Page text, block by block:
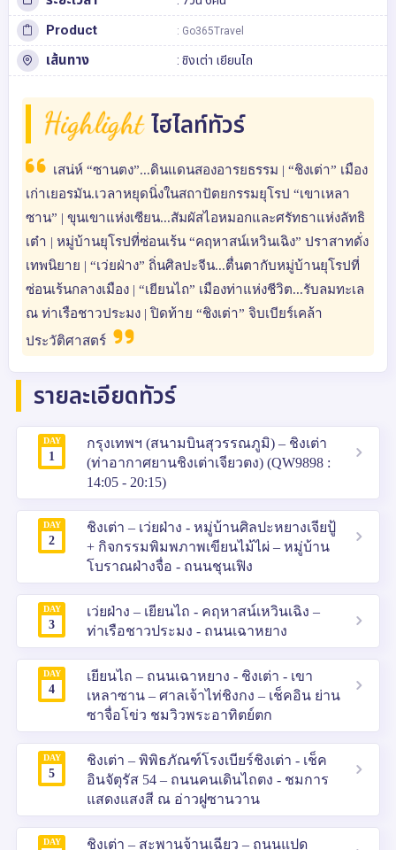
Product : Go365Travel
เส้นทาง : ชิงเต่า เยียนไถ
Highlight ไฮไลท์ทัวร์
เสน่ห์ “ซานตง”...ดินแดนสองอารยธรรม | “ชิงเต่า” เมือง
เก่าเยอรมัน.เวลาหยุดนิ่งในสถาปัตยกรรมยุโรป “เขาเหลา
ซาน” | ขุนเขาแห่งเซียน...สัมผัสไอหมอกและศรัทธาแห่งลัทธิ
เต๋า | หมู่บ้านยุโรปที่ซ่อนเร้น “คฤหาสน์เหวินเฉิง” ปราสาทดั่ง
เทพนิยาย | “เว่ยฝ่าง” ถิ่นศิลปะจีน...ตื่นตากับหมู่บ้านยุโรปที่
ซ่อนเร้นกลางเมือง | “เยียนไถ” เมืองท่าแห่งชีวิต...รับลมทะเล
ณ ท่าเรือชาวประมง | ปิดท้าย “ชิงเต่า” จิบเบียร์เคล้า
ประวัติศาสตร์
รายละเอียดทัวร์
DAY
1
กรุงเทพฯ (สนามบินสุวรรณภูมิ) – ชิงเต่า
(ท่าอากาศยานชิงเต่าเจียวตง) (QW9898 :
14:05 - 20:15)
DAY
2
ชิงเต่า – เว่ยฝ่าง - หมู่บ้านศิลปะหยางเจียปู้
+ กิจกรรมพิมพภาพเขียนไม้ไผ่ – หมู่บ้าน
โบราณฝ่างจื่อ - ถนนชุนเฟิง
DAY
3
เว่ยฝ่าง – เยียนไถ - คฤหาสน์เหวินเฉิง –
ท่าเรือชาวประมง - ถนนเฉาหยาง
DAY
4
เยียนไถ – ถนนเฉาหยาง - ชิงเต่า - เขา
เหลาซาน – ศาลเจ้าไท่ชิงกง – เช็คอิน ย่าน
ซาจื่อโข่ว ชมวิวพระอาทิตย์ตก
DAY
5
ชิงเต่า – พิพิธภัณฑ์โรงเบียร์ชิงเต่า - เช็ค
อินจัตุรัส 54 – ถนนคนเดินไถตง - ชมการ
แสดงแสงสี ณ อ่าวฝูซานวาน
DAY ชิงเต่า – สะพานจ้านเฉียว – ถนนแปด